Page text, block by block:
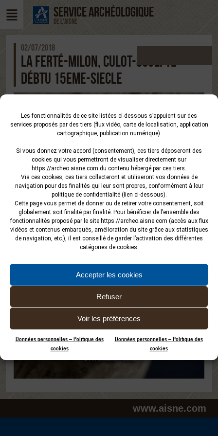
Les fonctionnalités de ce site listées ci-dessous s’appuient sur des
services proposés par des tiers (flux vidéo, carte de localisation, application
cartographique, publication numérique).
Si vous donnez votre accord (consentement), ces tiers déposeront des
cookies qui vous permettront de visualiser directement sur
https://archeo.aisne.com du contenu hébergé par ces tiers.
Via ces cookies, ces tiers collecteront et utiliseront vos données de
navigation pour des finalités qui leur sont propres, conformément à leur
politique de confidentialité (lien ci-dessous).
Cette page vous permet de donner ou de retirer votre consentement, soit
globalement soit finalité par finalité. Pour bénéficier de l’ensemble des
fonctionnalités proposé par le site https://archeo.aisne.com (accès aux flux
vidéos et contenus embarqués, amélioration du site grâce aux statistiques
de navigation, etc.), il est conseillé de garder l’activation des différentes
catégories de cookies.
Accepter les cookies
Refuser
Voir les préférences
Données personnelles – Politique des
cookies
Données personnelles – Politique des
cookies
SERVICE ARCHÉOLOGIQUE
DE L'AISNE
02/07/2018
LA FERTÉ-MILON, CULOT-SCULPTE-
DÉBTU 15EME-SIECLE
www.aisne.com